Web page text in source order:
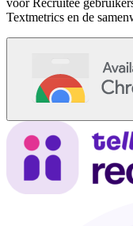
Textmetrics en de